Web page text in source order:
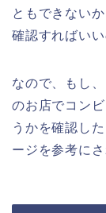
ともできない
確認すればい
なので、もし
のお店でコン
うかを確認し
ージを参考に